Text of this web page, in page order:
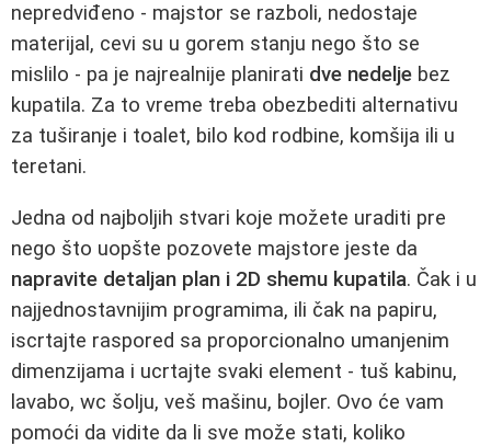
nepredviđeno - majstor se razboli, nedostaje
materijal, cevi su u gorem stanju nego što se
mislilo - pa je najrealnije planirati dve nedelje bez
kupatila. Za to vreme treba obezbediti alternativu
za tuširanje i toalet, bilo kod rodbine, komšija ili u
teretani.
Jedna od najboljih stvari koje možete uraditi pre
nego što uopšte pozovete majstore jeste da
napravite detaljan plan i 2D shemu kupatila. Čak i u
najjednostavnijim programima, ili čak na papiru,
iscrtajte raspored sa proporcionalno umanjenim
dimenzijama i ucrtajte svaki element - tuš kabinu,
lavabo, wc šolju, veš mašinu, bojler. Ovo će vam
pomoći da vidite da li sve može stati, koliko